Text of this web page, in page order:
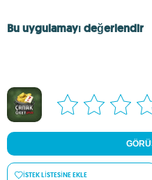
Bu uygulamayı değerlendir
İSTEK LISTESINE EKLE